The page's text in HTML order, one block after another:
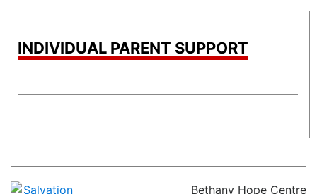
INDIVIDUAL PARENT SUPPORT
Bethany Hope Centre